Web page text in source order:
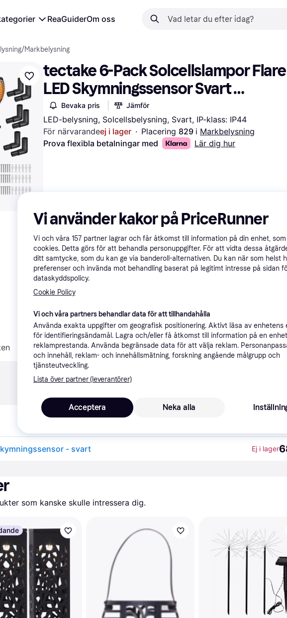
ReaGuiderOm oss
/Markbelysning
tectake 6-Pack Solcellslampor Flare
LED Skymningssensor Svart
Markbelysning
Bevaka pris Jämför
LED-belysning, Solcellsbelysning, Svart, IP-klass: IP44
För närvarandeej i lager · Placering 829 i Markbelysning
Prova flexibla betalningar med
Lär dig hur
är
Specifikationer
- svart Ej i lager
som kanske skulle intressera dig.
Vi använder kakor på PriceRunner
Vi och våra 157 partner lagrar och får åtkomst till information på din enhet,
cookies. Detta görs för att behandla personuppgifter. För att vidta dessa
ditt samtycke, som du kan ge via banderoll-alternativen. Du kan när som helst
preferenser och invända mot behandling baserat på legitimt intresse på sidan
dataskyddspolicy.
Cookie Policy
Vi och våra partners behandlar data för att tillhandahålla
Använda exakta uppgifter om geografisk positionering. Aktivt läsa av enhetens
för identifieringsändamål. Lagra och/eller få åtkomst till information på en
reklamprestanda. Använda begränsade data för att välja reklam.
och innehåll, reklam- och innehållsmätning, forskning angående målgrupp och
tjänsteutveckling.
Lista över partner (leverantörer)
Neka alla
Acceptera